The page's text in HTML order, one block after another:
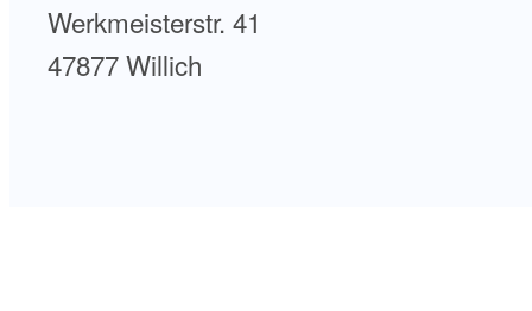
Werkmeisterstr. 41
47877 Willich